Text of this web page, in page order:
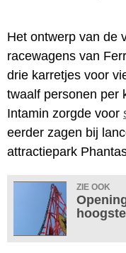
Het ontwerp van de
racewagens van
drie karretjes voor
twaalf personen per
Intamin zorgde voor
eerder zagen bij
attractiepark
ZIE OOK